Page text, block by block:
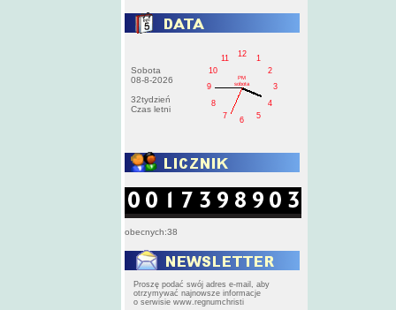
Sobota
08-8-2026
32tydzień
Czas letni
1
2
3
4
5
6
7
8
9
10
11
12
PM
sobota
obecnych:38
Proszę podać swój adres e-mail, aby
otrzymywać najnowsze informacje
o serwisie www.regnumchristi